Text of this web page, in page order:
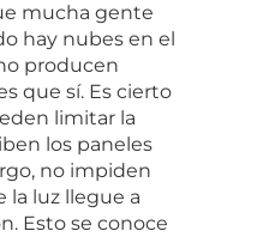
mucha gente
hay nubes en el
producen
que sí. Es cierto
limitar la
los paneles
no impiden
la luz llegue a
Esto se conoce